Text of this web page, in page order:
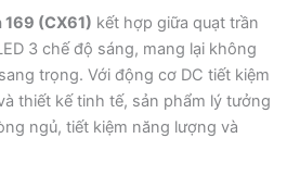
169 (CX61) kết hợp giữa quạt trần
3 chế độ sáng, mang lại không
trọng. Với động cơ DC tiết kiệm
thiết kế tinh tế, sản phẩm lý tưởng
ngủ, tiết kiệm năng lượng và